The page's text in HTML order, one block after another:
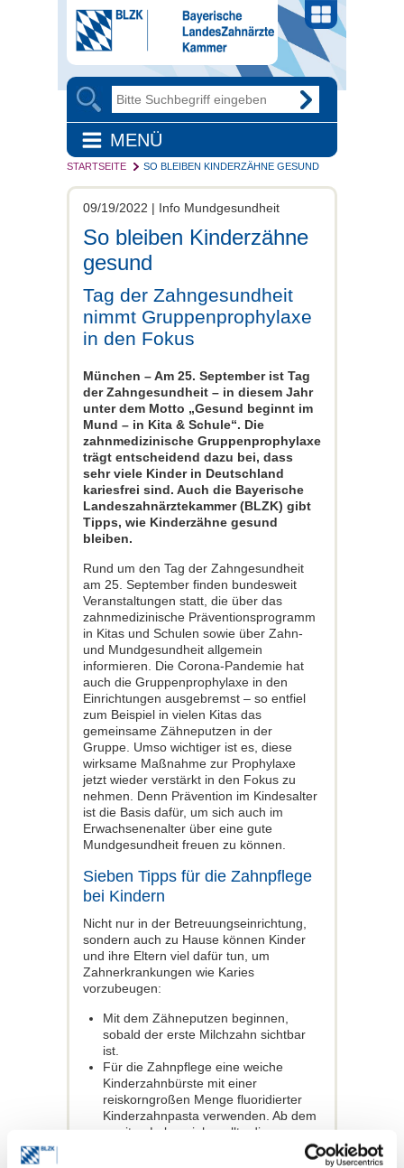
MENÜ
STARTSEITE SO BLEIBEN KINDERZÄHNE GESUND
09/19/2022 | Info Mundgesundheit
So bleiben Kinderzähne
gesund
Tag der Zahngesundheit
nimmt Gruppenprophylaxe
in den Fokus
München – Am 25. September ist Tag
der Zahngesundheit – in diesem Jahr
unter dem Motto „Gesund beginnt im
Mund – in Kita & Schule“. Die
zahnmedizinische Gruppenprophylaxe
trägt entscheidend dazu bei, dass
sehr viele Kinder in Deutschland
kariesfrei sind. Auch die Bayerische
Landeszahnärztekammer (BLZK) gibt
Tipps, wie Kinderzähne gesund
bleiben.
Rund um den Tag der Zahngesundheit
am 25. September finden bundesweit
Veranstaltungen statt, die über das
zahnmedizinische Präventionsprogramm
in Kitas und Schulen sowie über Zahn-
und Mundgesundheit allgemein
informieren. Die Corona-Pandemie hat
auch die Gruppenprophylaxe in den
Einrichtungen ausgebremst – so entfiel
zum Beispiel in vielen Kitas das
gemeinsame Zähneputzen in der
Gruppe. Umso wichtiger ist es, diese
wirksame Maßnahme zur Prophylaxe
jetzt wieder verstärkt in den Fokus zu
nehmen. Denn Prävention im Kindesalter
ist die Basis dafür, um sich auch im
Erwachsenenalter über eine gute
Mundgesundheit freuen zu können.
Sieben Tipps für die Zahnpflege
bei Kindern
Nicht nur in der Betreuungseinrichtung,
sondern auch zu Hause können Kinder
und ihre Eltern viel dafür tun, um
Zahnerkrankungen wie Karies
vorzubeugen:
Mit dem Zähneputzen beginnen,
sobald der erste Milchzahn sichtbar
ist.
Für die Zahnpflege eine weiche
Kinderzahnbürste mit einer
reiskorngroßen Menge fluoridierter
Kinderzahnpasta verwenden. Ab dem
zweiten Lebensjahr sollte die